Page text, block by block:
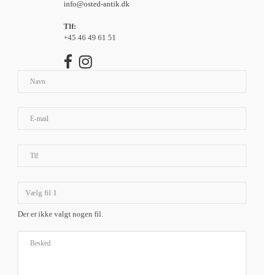
info@osted-antik.dk
Tlf:
+45 46 49 61 51
Vælg fil 1
Der er ikke valgt nogen fil.